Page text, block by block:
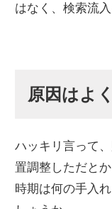
はなく、検索流
原因はよ
ハッキリ言って
置調整しただと
時期は何の手入